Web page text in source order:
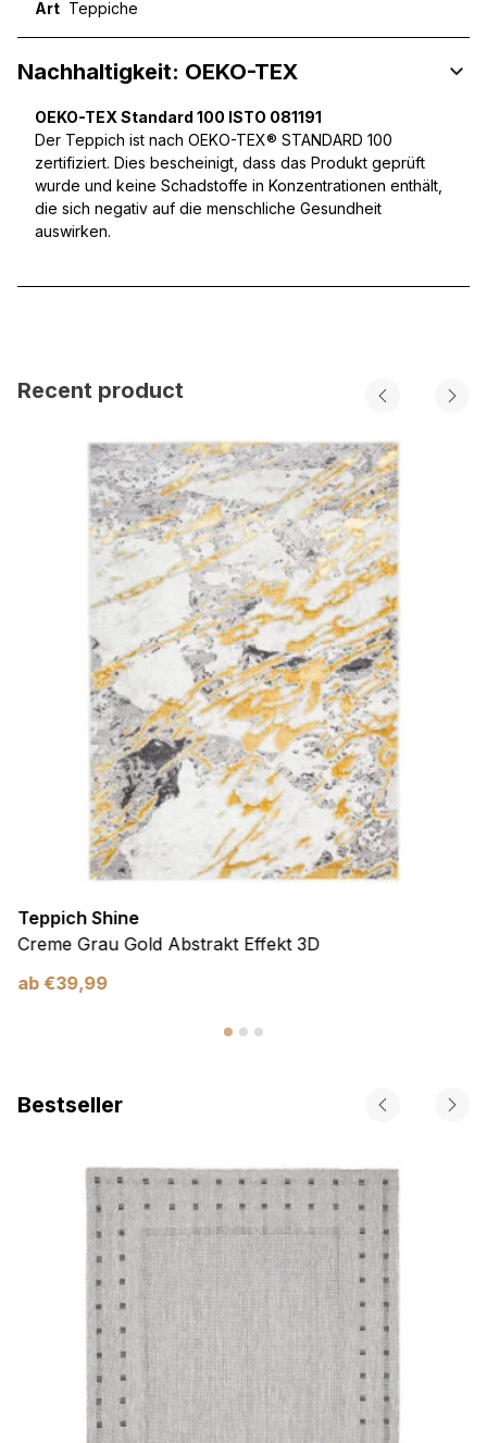
Art Teppiche
Nachhaltigkeit: OEKO-TEX
OEKO-TEX Standard 100 ISTO 081191
Der Teppich ist nach OEKO-TEX® STANDARD 100
zertifiziert. Dies bescheinigt, dass das Produkt geprüft
wurde und keine Schadstoffe in Konzentrationen enthält,
die sich negativ auf die menschliche Gesundheit
auswirken.
Recent product
Teppich Shine
Creme Grau Gold Abstrakt Effekt 3D
ab €39,99
Bestseller